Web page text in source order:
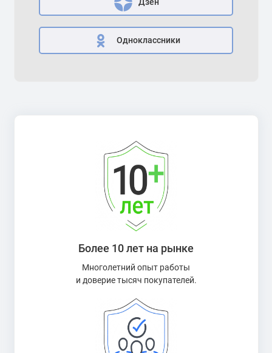
Дзен
Одноклассники
Более 10 лет на рынке
Многолетний опыт работы
и доверие тысяч покупателей.